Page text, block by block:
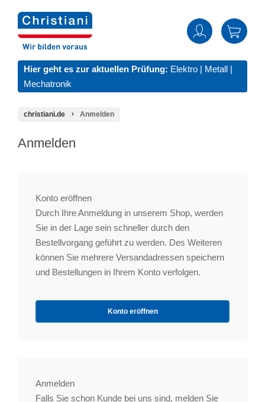
Hier geht es zur aktuellen Prüfung: Elektro | Metall |
Mechatronik
christiani.de Anmelden
Anmelden
Konto eröffnen
Durch Ihre Anmeldung in unserem Shop, werden
Sie in der Lage sein schneller durch den
Bestellvorgang geführt zu werden. Des Weiteren
können Sie mehrere Versandadressen speichern
und Bestellungen in Ihrem Konto verfolgen.
Konto eröffnen
Anmelden
Falls Sie schon Kunde bei uns sind, melden Sie